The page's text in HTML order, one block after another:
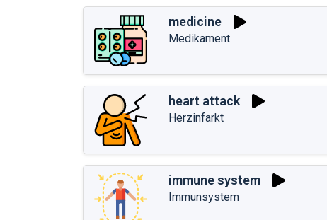
medicine
Medikament
heart attack
Herzinfarkt
immune system
Immunsystem